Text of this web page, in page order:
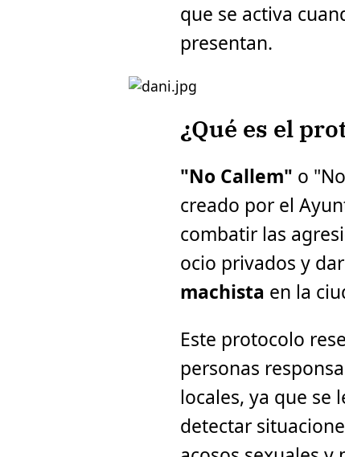
que se activa
presentan.
¿Qué es el
"No Callem" o
creado por el
combatir las
ocio privados y
machista en la
Este protocolo
personas
locales, ya que se
detectar